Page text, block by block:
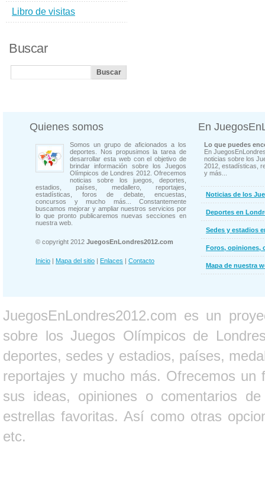
Libro de visitas
Buscar
Quienes somos
Somos un grupo de aficionados a los
deportes. Nos propusimos la tarea de
desarrollar esta web con el objetivo de
brindar información sobre los Juegos
Olímpicos de Londres 2012. Ofrecemos
noticias sobre los juegos, deportes,
estadios, países, medallero, reportajes,
estadísticas, foros de debate, encuestas,
concursos y mucho más... Constantemente
buscamos mejorar y ampliar nuestros servicios por
lo que pronto publicaremos nuevas secciones en
nuestra web.
© copyright 2012 JuegosEnLondres2012.com
Inicio | Mapa del sitio | Enlaces | Contacto
En
Lo que puedes
En
noticias sobre los
2012, estadísticas,
y más...
Noticias de los
Deportes en
Sedes y estadios
Foros, opiniones,
Mapa de nuestra
JuegosEnLondres2012.com es un
sobre los Juegos Olímpicos de
deportes, sedes y estadios, países,
reportajes y mucho más. Ofrecemos un
sus ideas, opiniones o comentarios
estrellas favoritas. Así como otras
etc.